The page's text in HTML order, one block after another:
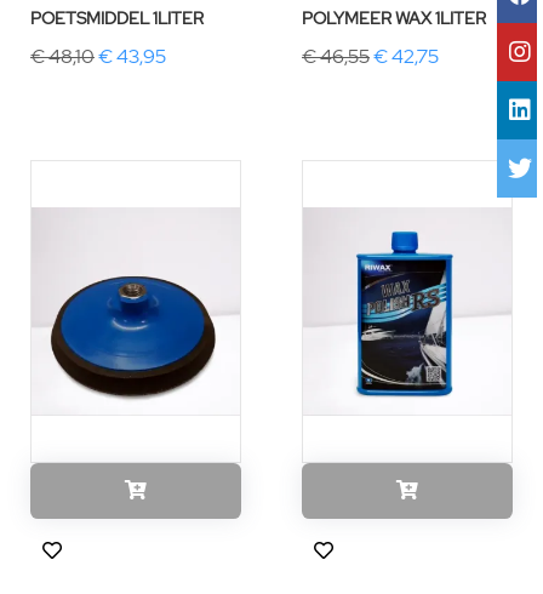
POETSMIDDEL 1LITER
€ 48,10€ 43,95
POLYMEER WAX 1LITER
€ 46,55€ 42,75